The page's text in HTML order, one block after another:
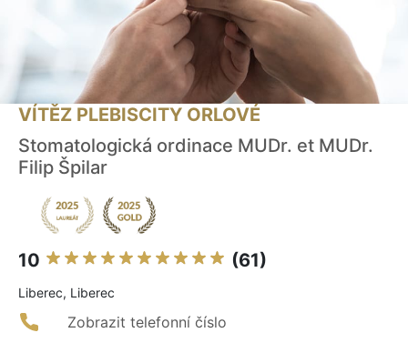
VÍTĚZ PLEBISCITY ORLOVÉ
Stomatologická ordinace MUDr. et MUDr.
Filip Špilar
10 (61)
Liberec, Liberec
Zobrazit telefonní číslo